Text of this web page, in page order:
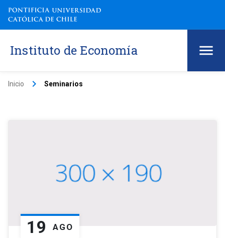
Instituto de Economía
Inicio keyboard_arrow_right Seminarios
19 AGO